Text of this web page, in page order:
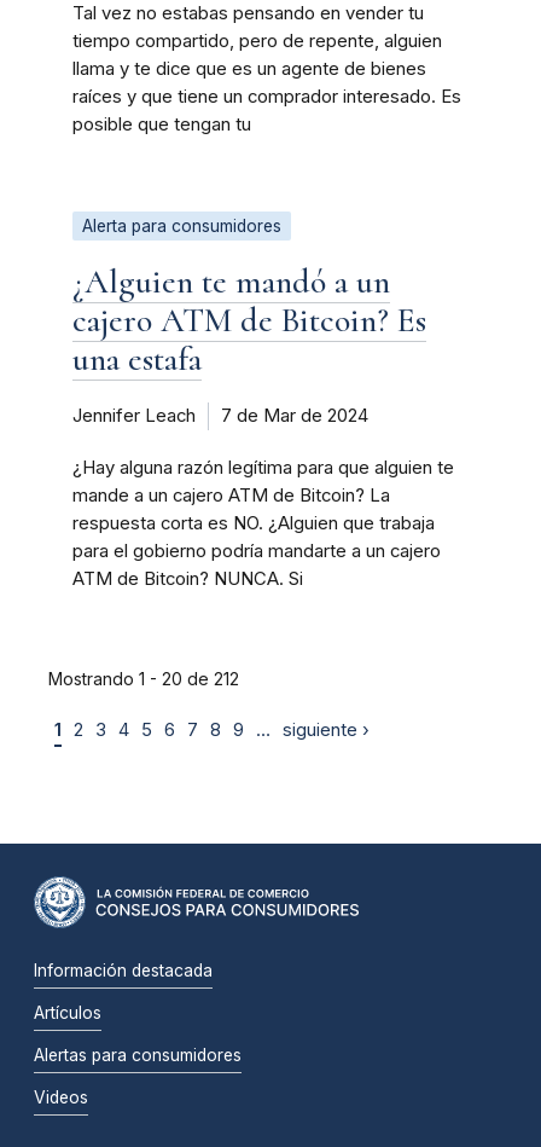
Tal vez no estabas pensando en vender tu
tiempo compartido, pero de repente, alguien
llama y te dice que es un agente de bienes
raíces y que tiene un comprador interesado. Es
posible que tengan tu
Alerta para consumidores
¿Alguien te mandó a un
cajero ATM de Bitcoin? Es
una estafa
Jennifer Leach 7 de Mar de 2024
¿Hay alguna razón legítima para que alguien te
mande a un cajero ATM de Bitcoin? La
respuesta corta es NO. ¿Alguien que trabaja
para el gobierno podría mandarte a un cajero
ATM de Bitcoin? NUNCA. Si
Mostrando 1 - 20 de 212
1 2 3 4 5 6 7 8 9 … siguiente ›
Información destacada
Artículos
Alertas para consumidores
Videos